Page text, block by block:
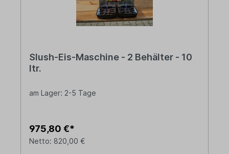
Slush-Eis-Maschine - 2 Behälter - 10
ltr.
am Lager: 2-5 Tage
975,80 €*
Netto: 820,00 €